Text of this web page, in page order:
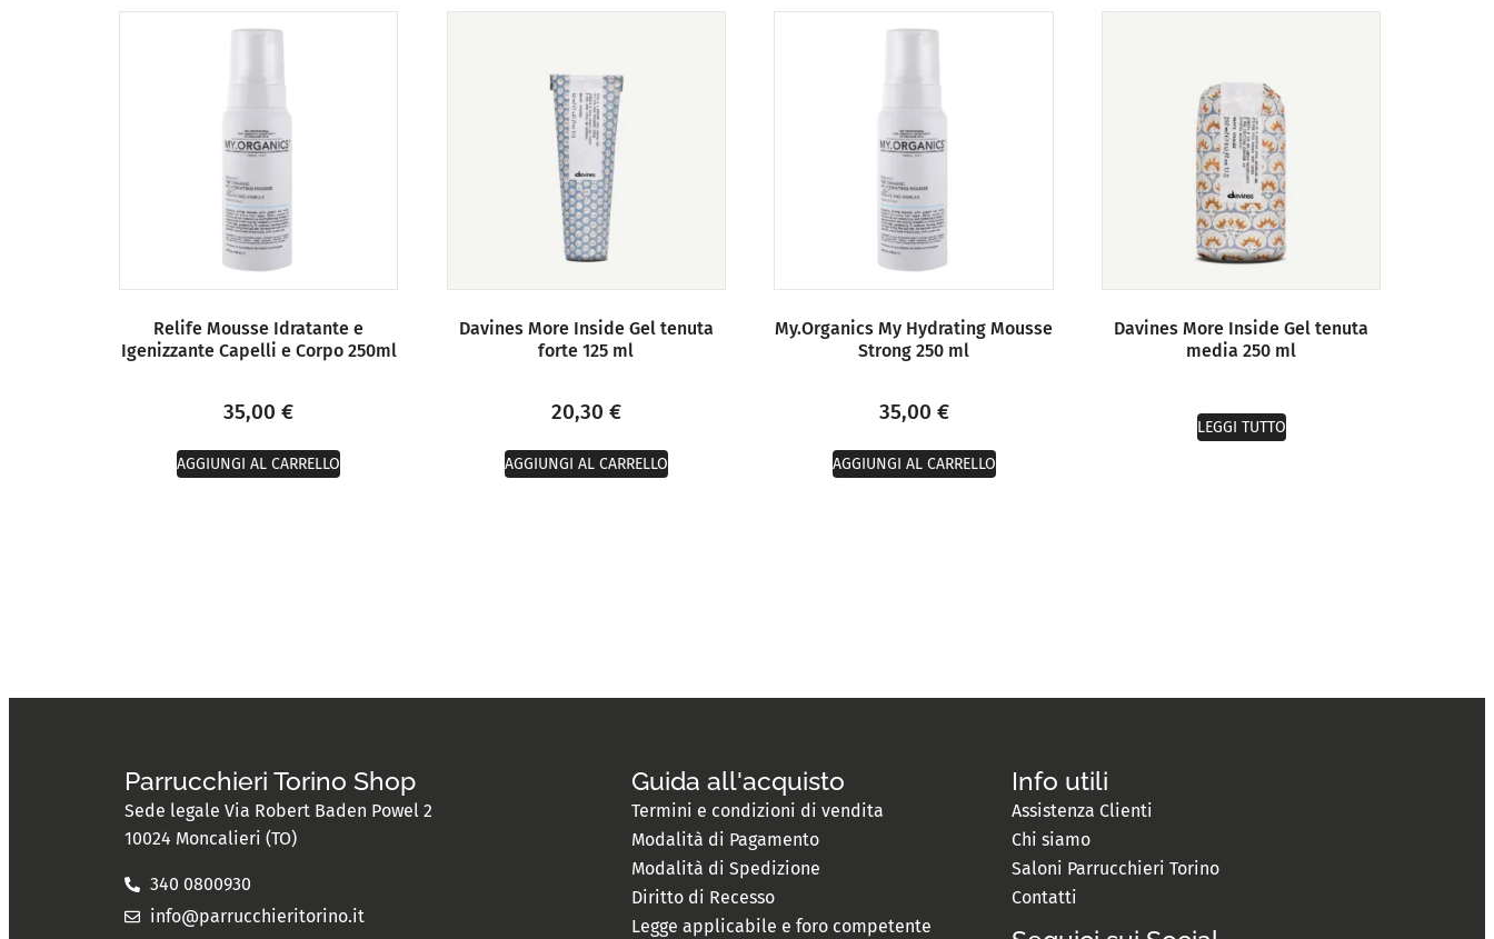
Relife Mousse Idratante e
Igenizzante Capelli e Corpo 250ml
35,00€
AGGIUNGI AL CARRELLO
Davines More Inside Gel tenuta
forte 125 ml
20,30 €
AGGIUNGI AL CARRELLO
My.Organics My Hydrating Mousse
Strong 250 ml
35,00 €
AGGIUNGI AL CARRELLO
Davines More Inside Gel tenuta
media 250 ml
LEGGI TUTTO
Parrucchieri Torino Shop
Sede legale Via Robert Baden Powel 2
10024 Moncalieri (TO)
340 0800930
info@parrucchieritorino.it
Guida all'acquisto
Termini e condizioni di vendita
Modalità di Pagamento
Modalità di Spedizione
Diritto di Recesso
Legge applicabile e foro competente
Info utili
Assistenza Clienti
Chi siamo
Saloni Parrucchieri Torino
Contatti